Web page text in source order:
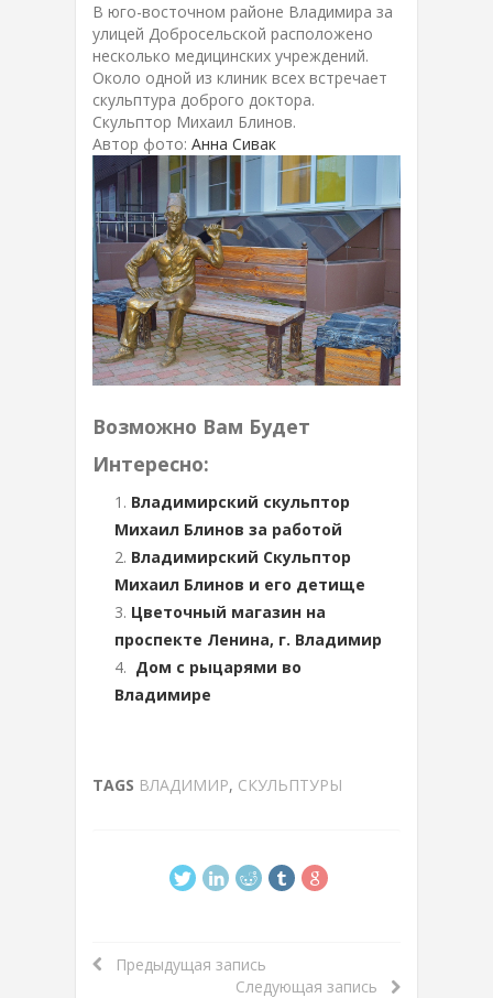
В юго-восточном районе Владимира за
улицей Добросельской расположено
несколько медицинских учреждений.
Около одной из клиник всех встречает
скульптура доброго доктора.
Скульптор Михаил Блинов.
Автор фото: Анна Сивак
Возможно Вам Будет
Интересно:
Владимирский скульптор
Михаил Блинов за работой
Владимирский Скульптор
Михаил Блинов и его детище
Цветочный магазин на
проспекте Ленина, г. Владимир
Дом с рыцарями во
Владимире
TAGS ВЛАДИМИР, СКУЛЬПТУРЫ
Предыдущая запись
Следующая запись